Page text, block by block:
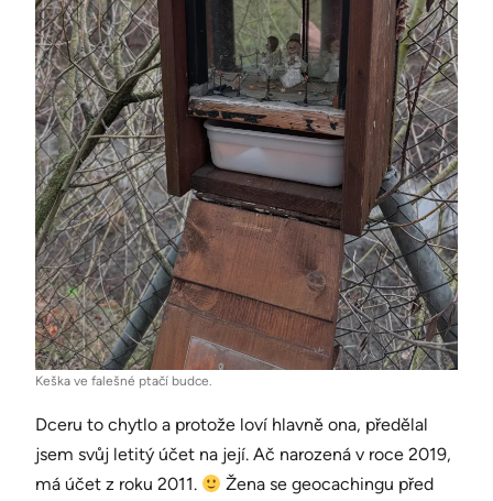
Keška ve falešné ptačí budce.
Dceru to chytlo a protože loví hlavně ona, předělal
jsem svůj letitý účet na její. Ač narozená v roce 2019,
má účet z roku 2011.
Žena se geocachingu před